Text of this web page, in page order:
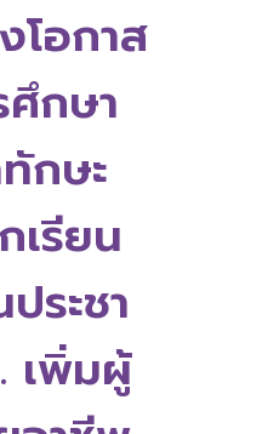
โอกาส
ศึกษา
กษะ
เรียน
ระชา
เพิ่มผู้